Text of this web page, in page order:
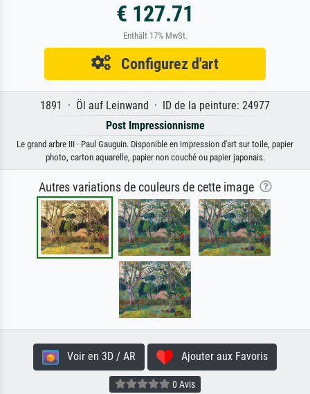
€ 127.71
Enthält 17% MwSt.
Configurez d'art
1891 · Öl auf Leinwand · ID de la peinture: 24977
Post Impressionnisme
Le grand arbre III · Paul Gauguin. Disponible en impression d'art sur toile, papier
photo, carton aquarelle, papier non couché ou papier japonais.
Autres variations de couleurs de cette image
Voir en 3D / AR Ajouter aux Favoris
0 Avis